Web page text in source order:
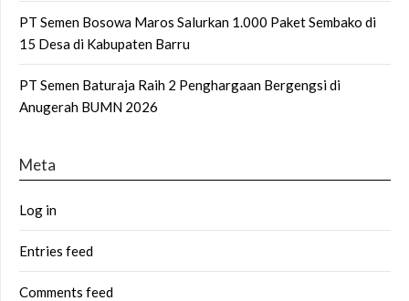
PT Semen Bosowa Maros Salurkan 1.000 Paket Sembako di
15 Desa di Kabupaten Barru
PT Semen Baturaja Raih 2 Penghargaan Bergengsi di
Anugerah BUMN 2026
Meta
Log in
Entries feed
Comments feed